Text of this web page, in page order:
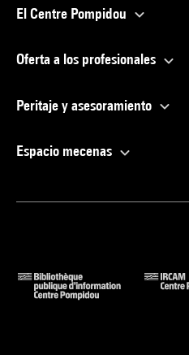
El Centre Pompidou
Oferta a los profesionales
Peritaje y asesoramiento
Espacio mecenas